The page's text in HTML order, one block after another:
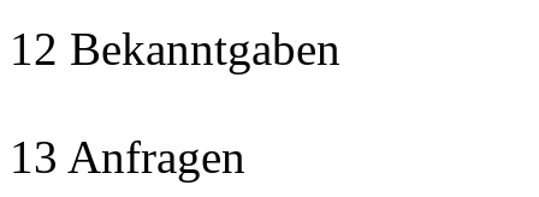
12 Bekanntgaben
13 Anfragen